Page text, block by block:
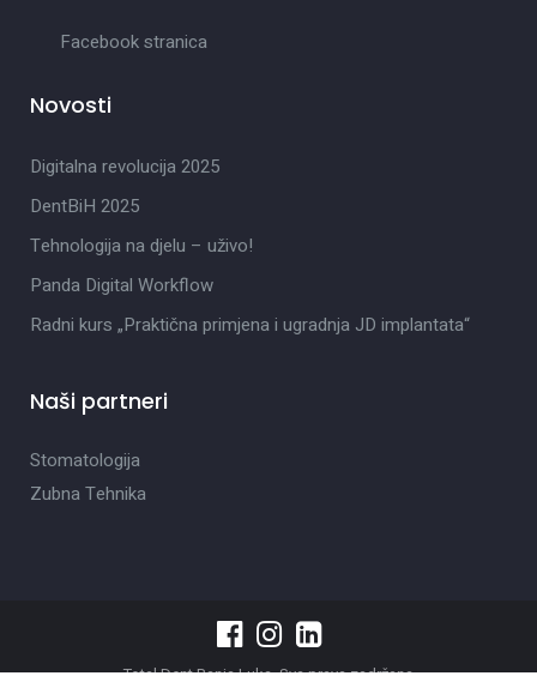
Facebook stranica
Novosti
Digitalna revolucija 2025
DentBiH 2025
Tehnologija na djelu – uživo!
Panda Digital Workflow
Radni kurs „Praktična primjena i ugradnja JD implantata“
Naši partneri
Stomatologija
Zubna Tehnika
Total Dent Banja Luka. Sva prava zadržana